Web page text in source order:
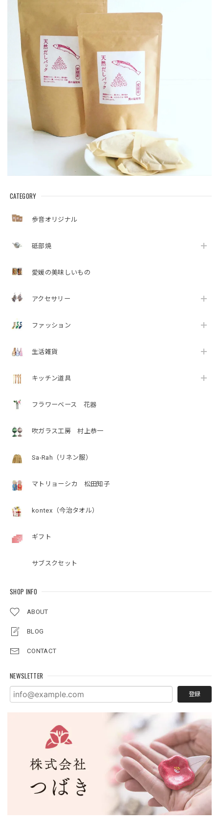
CATEGORY
歩音オリジナル
砥部焼
愛媛の美味しいもの
アクセサリー
ファッション
生活雑貨
キッチン道具
フラワーベース 花器
吹ガラス工房 村上恭一
Sa-Rah（リネン服）
マトリョーシカ 松田知子
kontex（今治タオル）
ギフト
サブスクセット
SHOP INFO
ABOUT
BLOG
CONTACT
NEWSLETTER
登録